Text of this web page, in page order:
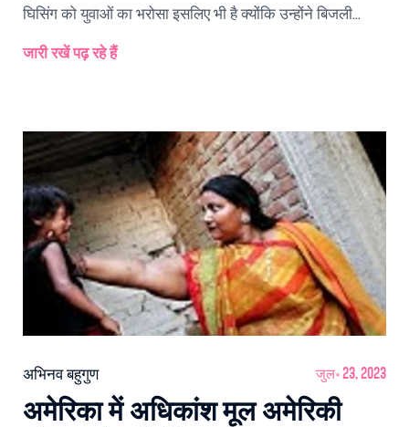
घिसिंग को युवाओं का भरोसा इसलिए भी है क्योंकि उन्होंने बिजली
संकट खत्म कर दिखाया।
जारी रखें पढ़ रहे हैं
अभिनव बहुगुण जुल॰ 23, 2023
अमेरिका में अधिकांश मूल अमेरिकी